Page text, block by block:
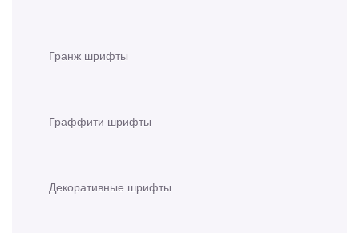
Гранж шрифты
Граффити шрифты
Декоративные шрифты